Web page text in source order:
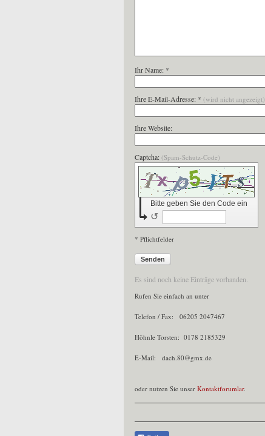
Ihr Name: *
Ihre E-Mail-Adresse: * (wird nicht angezeigt)
Ihre Website:
Captcha: (Spam-Schutz-Code)
Bitte geben Sie den Code ein
↺
* Pflichtfelder
Senden
Es sind noch keine Einträge vorhanden.
Rufen Sie einfach an unter
Telefon / Fax: 06205 2047467
Höhnle Torsten: 0178 2185329
E-Mail: dach.80@gmx.de
oder nutzen Sie unser Kontaktforumlar.